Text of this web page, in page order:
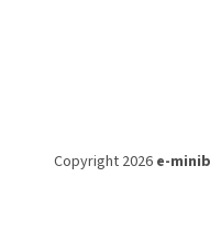
Copyright 2026 e-